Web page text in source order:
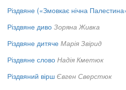
Різдвяне («Змовкає нічна
Різдвяне диво Зоряна Живка
Різдвяне дитяче Марія Звірид
Різдвяне слово Надія Кметюк
Різдвяний вірш Євген Сверстюк